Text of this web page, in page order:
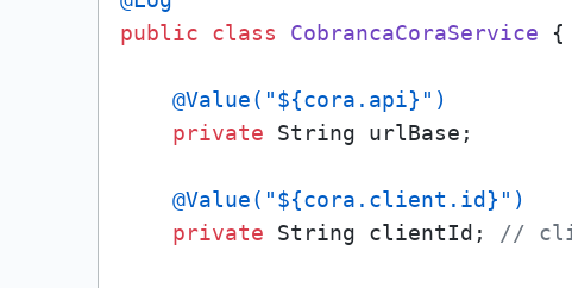
public
class CobrancaCoraService {
@Value("${cora.api}")
private String urlBase;
@Value("${cora.client.id}")
private String clientId; //